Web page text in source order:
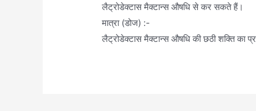
लैट्रोडेक्टास मैक्टान्स औषधि से कर सकते हैं।
मात्रा (डोज) :-
लैट्रोडेक्टास मैक्टान्स औषधि की छठी शक्ति का